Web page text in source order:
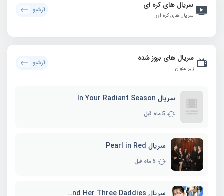
سریال های کره ای
سریال های کره ای
آرشیو
سریال های بروز شده
زیر عنوان
آرشیو
سریال In Your Radiant Season
5 ماه قبل
سریال Pearl in Red
5 ماه قبل
سریال Marie and Her Three Daddies